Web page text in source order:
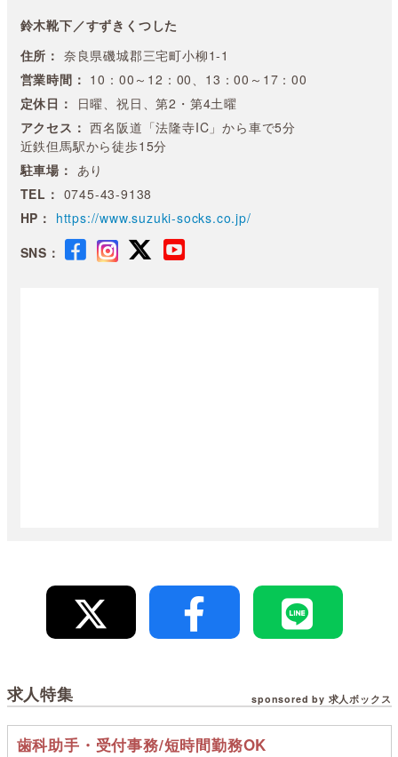
鈴木靴下／すずきくつした
住所： 奈良県磯城郡三宅町小柳1-1
営業時間： 10：00～12：00、13：00～17：00
定休日：
日曜、祝日、第2・第4土曜
アクセス： 西名阪道「法隆寺IC」から車で5分
近鉄但馬駅から徒歩15分
駐車場： あり
TEL： 0745-43-9138
HP： https://www.suzuki-socks.co.jp/
SNS：
求人特集 sponsored by 求人ボックス
歯科助手・受付事務/短時間勤務OK